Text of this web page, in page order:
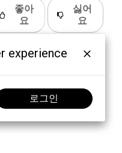
좋아
요
싫어
요
experience
로그인